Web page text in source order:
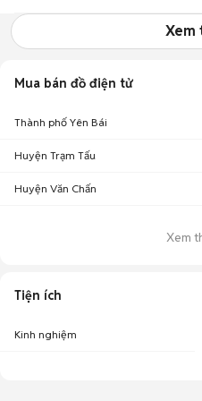
Xem
Mua bán đồ điện tử
Thành phố Yên Bái
Huyện Trạm Tấu
Huyện Văn Chấn
Xem
Tiện ích
Kinh nghiệm